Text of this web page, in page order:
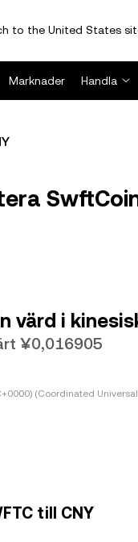
to the United States
Marknader Handla
värd i
¥0,016905
(Coordinated
till CNY